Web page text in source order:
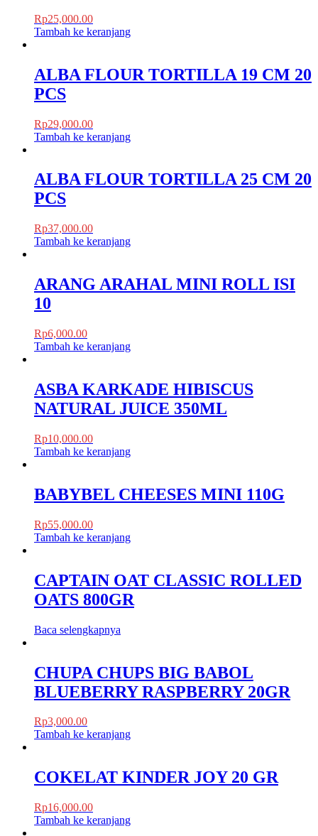
Rp25,000.00
Tambah ke keranjang
ALBA FLOUR TORTILLA 19 CM 20
PCS
Rp29,000.00
Tambah ke keranjang
ALBA FLOUR TORTILLA 25 CM 20
PCS
Rp37,000.00
Tambah ke keranjang
ARANG ARAHAL MINI ROLL ISI
10
Rp6,000.00
Tambah ke keranjang
ASBA KARKADE HIBISCUS
NATURAL JUICE 350ML
Rp10,000.00
Tambah ke keranjang
BABYBEL CHEESES MINI 110G
Rp55,000.00
Tambah ke keranjang
CAPTAIN OAT CLASSIC ROLLED
OATS 800GR
Baca selengkapnya
CHUPA CHUPS BIG BABOL
BLUEBERRY RASPBERRY 20GR
Rp3,000.00
Tambah ke keranjang
COKELAT KINDER JOY 20 GR
Rp16,000.00
Tambah ke keranjang